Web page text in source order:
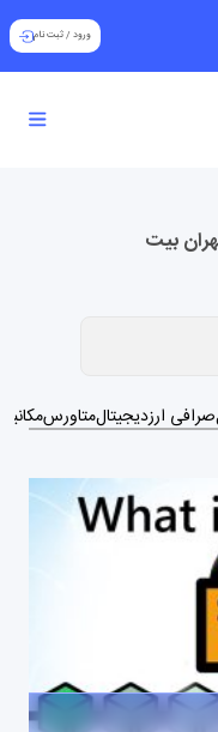
ورود /ثبت نام
بیت
صرافی ارزدیجیتالمتاورس